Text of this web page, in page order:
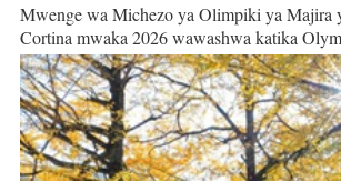
Mwenge wa Michezo ya Olimpiki ya Majira
Cortina mwaka 2026 wawashwa katika